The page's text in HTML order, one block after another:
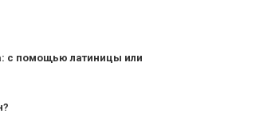
с помощью латиницы или